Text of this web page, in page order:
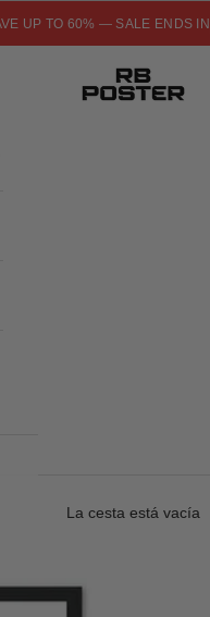
UP TO 60% — SALE ENDS IN
RB POSTER
La cesta está vacía